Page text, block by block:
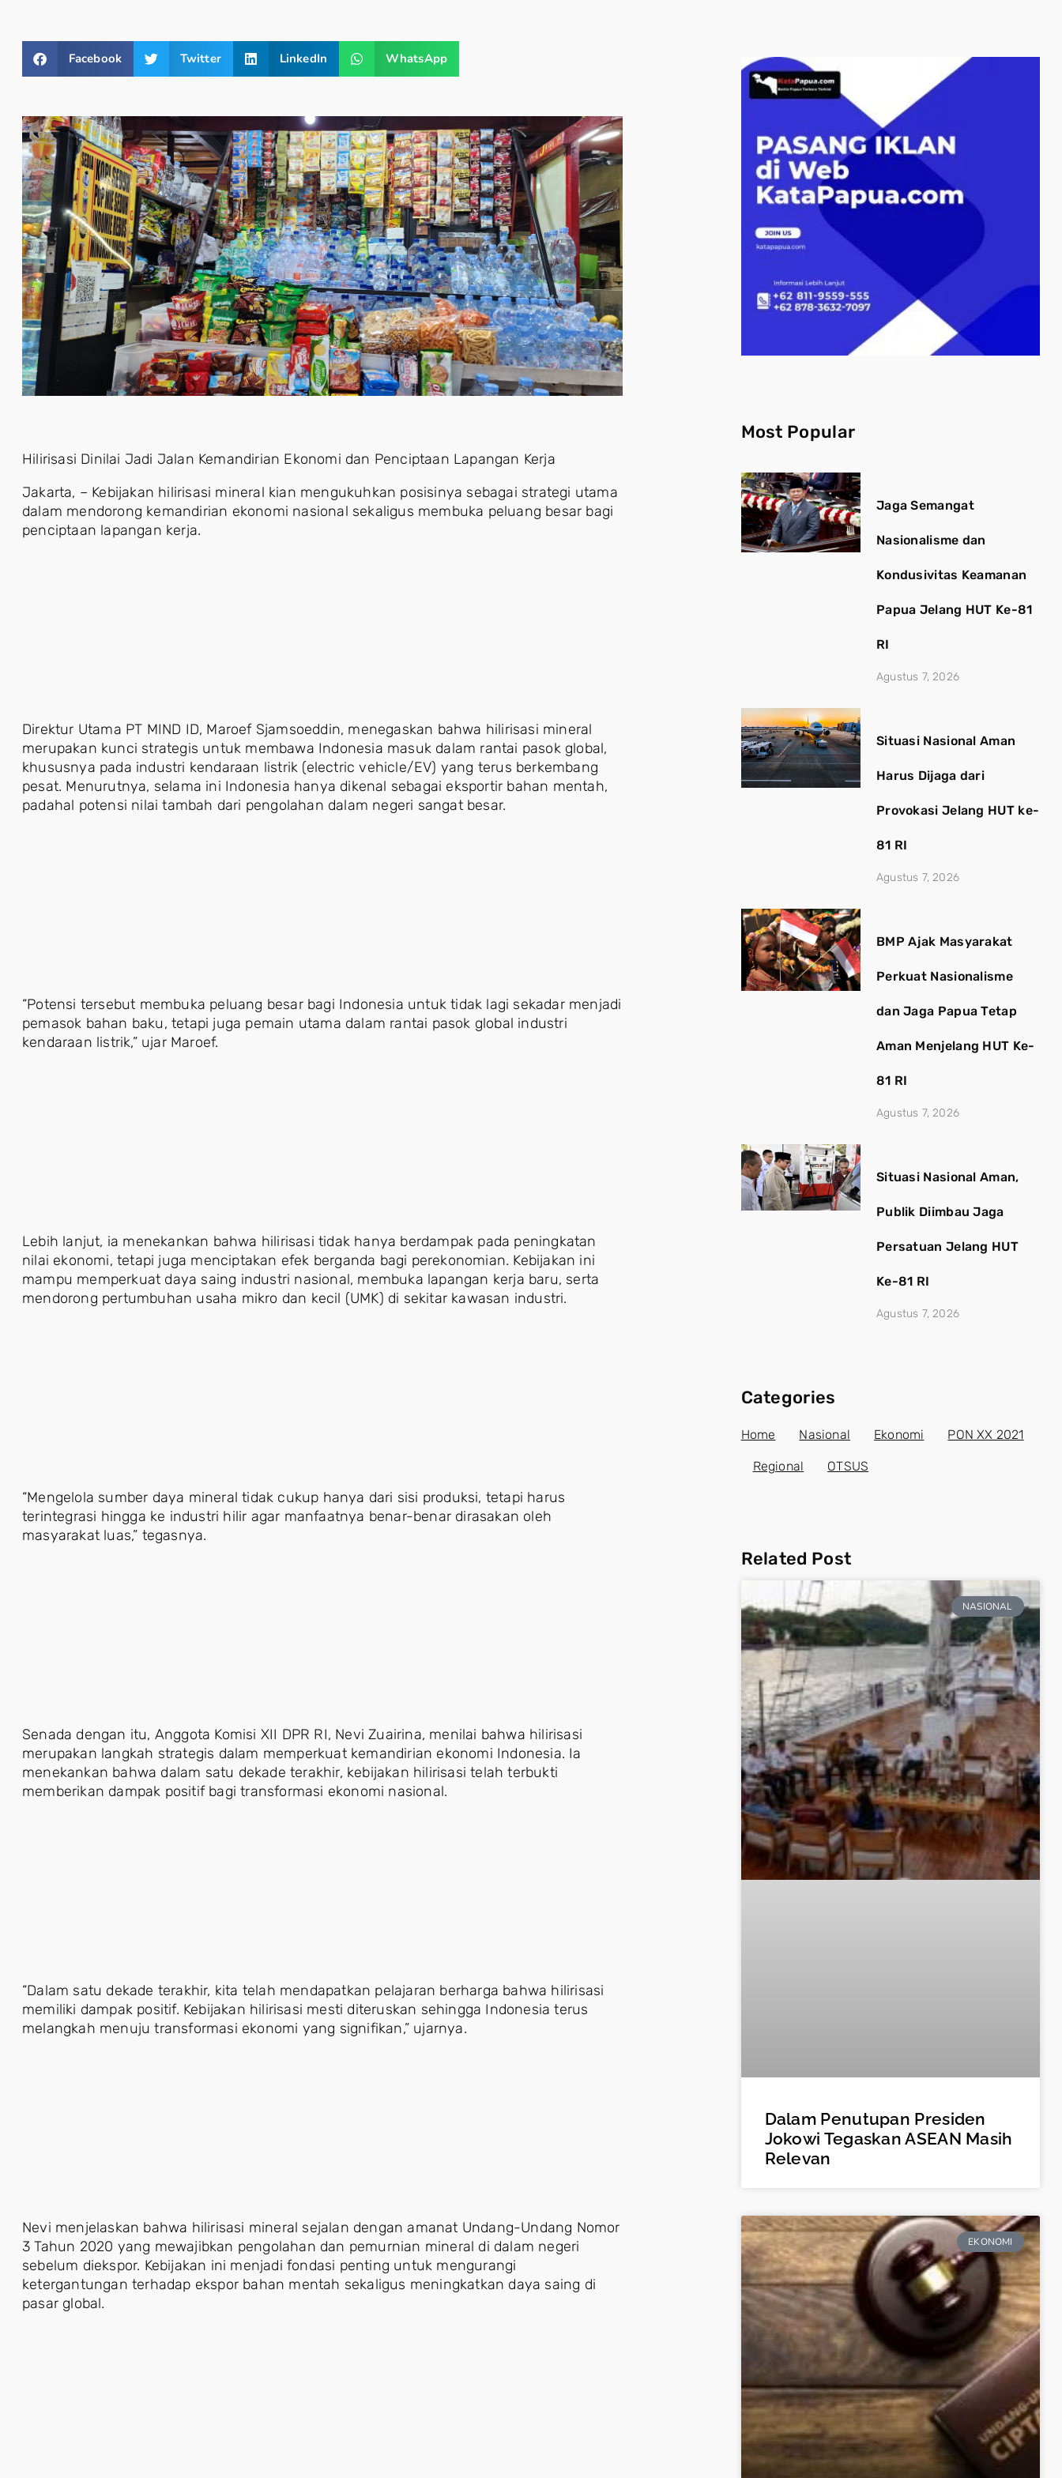
Facebook Twitter LinkedIn WhatsApp
Hilirisasi Dinilai Jadi Jalan Kemandirian Ekonomi dan Penciptaan Lapangan Kerja
Jakarta, – Kebijakan hilirisasi mineral kian mengukuhkan posisinya sebagai strategi utama
dalam mendorong kemandirian ekonomi nasional sekaligus membuka peluang besar bagi
penciptaan lapangan kerja.
Direktur Utama PT MIND ID, Maroef Sjamsoeddin, menegaskan bahwa hilirisasi mineral
merupakan kunci strategis untuk membawa Indonesia masuk dalam rantai pasok global,
khususnya pada industri kendaraan listrik (electric vehicle/EV) yang terus berkembang
pesat. Menurutnya, selama ini Indonesia hanya dikenal sebagai eksportir bahan mentah,
padahal potensi nilai tambah dari pengolahan dalam negeri sangat besar.
“Potensi tersebut membuka peluang besar bagi Indonesia untuk tidak lagi sekadar menjadi
pemasok bahan baku, tetapi juga pemain utama dalam rantai pasok global industri
kendaraan listrik,” ujar Maroef.
Lebih lanjut, ia menekankan bahwa hilirisasi tidak hanya berdampak pada peningkatan
nilai ekonomi, tetapi juga menciptakan efek berganda bagi perekonomian. Kebijakan ini
mampu memperkuat daya saing industri nasional, membuka lapangan kerja baru, serta
mendorong pertumbuhan usaha mikro dan kecil (UMK) di sekitar kawasan industri.
“Mengelola sumber daya mineral tidak cukup hanya dari sisi produksi, tetapi harus
terintegrasi hingga ke industri hilir agar manfaatnya benar-benar dirasakan oleh
masyarakat luas,” tegasnya.
Senada dengan itu, Anggota Komisi XII DPR RI, Nevi Zuairina, menilai bahwa hilirisasi
merupakan langkah strategis dalam memperkuat kemandirian ekonomi Indonesia. Ia
menekankan bahwa dalam satu dekade terakhir, kebijakan hilirisasi telah terbukti
memberikan dampak positif bagi transformasi ekonomi nasional.
“Dalam satu dekade terakhir, kita telah mendapatkan pelajaran berharga bahwa hilirisasi
memiliki dampak positif. Kebijakan hilirisasi mesti diteruskan sehingga Indonesia terus
melangkah menuju transformasi ekonomi yang signifikan,” ujarnya.
Nevi menjelaskan bahwa hilirisasi mineral sejalan dengan amanat Undang-Undang Nomor
3 Tahun 2020 yang mewajibkan pengolahan dan pemurnian mineral di dalam negeri
sebelum diekspor. Kebijakan ini menjadi fondasi penting untuk mengurangi
ketergantungan terhadap ekspor bahan mentah sekaligus meningkatkan daya saing di
pasar global.
Most Popular
Jaga Semangat
Nasionalisme dan
Kondusivitas Keamanan
Papua Jelang HUT Ke-81
RI
Agustus 7, 2026
Situasi Nasional Aman
Harus Dijaga dari
Provokasi Jelang HUT ke-
81 RI
Agustus 7, 2026
BMP Ajak Masyarakat
Perkuat Nasionalisme
dan Jaga Papua Tetap
Aman Menjelang HUT Ke-
81 RI
Agustus 7, 2026
Situasi Nasional Aman,
Publik Diimbau Jaga
Persatuan Jelang HUT
Ke-81 RI
Agustus 7, 2026
Categories
Home Nasional Ekonomi PON XX 2021
Regional OTSUS
Related Post
NASIONAL
Dalam Penutupan Presiden
Jokowi Tegaskan ASEAN Masih
Relevan
EKONOMI